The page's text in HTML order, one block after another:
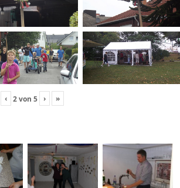
‹ 2von 5 › »